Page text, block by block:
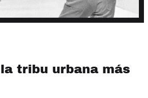
la tribu urbana más